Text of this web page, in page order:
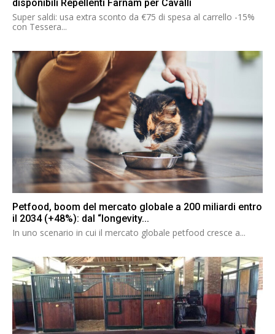
disponibili Repellenti Farnam per Cavalli
Super saldi: usa extra sconto da €75 di spesa al carrello -15%
con Tessera...
Petfood, boom del mercato globale a 200 miliardi entro
il 2034 (+48%): dal “longevity...
In uno scenario in cui il mercato globale petfood cresce a...